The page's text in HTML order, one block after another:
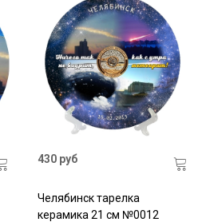
430 руб
Челябинск тарелка
керамика 21 см №0012